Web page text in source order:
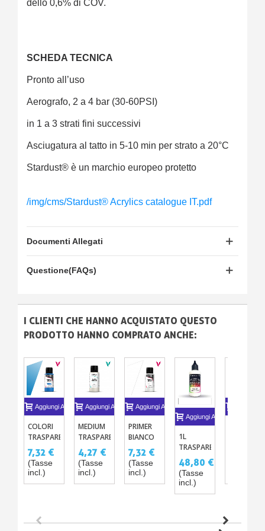
dello 0,6% di COV.
SCHEDA TECNICA
Pronto all’uso
Aerografo, 2 a 4 bar (30-60PSI)
in 1 a 3 strati fini successivi
Asciugatura al tatto in 5-10 min per strato a 20°C
Stardust® è un marchio europeo protetto
/img/cms/Stardust® Acrylics catalogue IT.pdf
Documenti Allegati
Questione(FAQs)
I CLIENTI CHE HANNO ACQUISTATO QUESTO
PRODOTTO HANNO COMPRATO ANCHE:
Aggiungi Al Carrello
COLORI
TRASPARENTI
CANDY -
VERNICI
ACRILICHE
7,32 €
(Tasse
incl.)
Aggiungi Al Carrello
MEDIUM
TRASPARENTE
PER
AEROGRAFO
4,27 €
(Tasse
incl.)
Aggiungi Al Carrello
PRIMER
BIANCO
ACRILICO
PER
AEROGRAFO
7,32 €
(Tasse
incl.)
Aggiungi Al Carrello
1L
TRASPARENTI
ACRILICI-
PU PER
AEROGRAFO
– MAT
48,80 €
(Tasse
incl.)